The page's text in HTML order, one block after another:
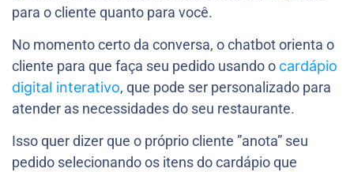
para o cliente quanto para você.
No momento certo da conversa, o chatbot orienta o
cliente para que faça seu pedido usando o cardápio
digital interativo, que pode ser personalizado para
atender as necessidades do seu restaurante.
Isso quer dizer que o próprio cliente ”anota” seu
pedido selecionando os itens do cardápio que